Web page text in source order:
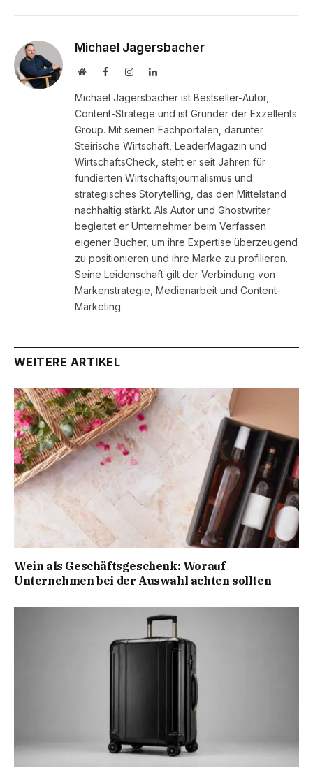
Michael Jagersbacher
WebsiteFacebookInstagramLinkedIn
Michael Jagersbacher ist Bestseller-Autor,
Content-Stratege und ist Gründer der Exzellents
Group. Mit seinen Fachportalen, darunter
Steirische Wirtschaft, LeaderMagazin und
WirtschaftsCheck, steht er seit Jahren für
fundierten Wirtschaftsjournalismus und
strategisches Storytelling, das den Mittelstand
nachhaltig stärkt. Als Autor und Ghostwriter
begleitet er Unternehmer beim Verfassen
eigener Bücher, um ihre Expertise überzeugend
zu positionieren und ihre Marke zu profilieren.
Seine Leidenschaft gilt der Verbindung von
Markenstrategie, Medienarbeit und Content-
Marketing.
WEITERE ARTIKEL
Wein als Geschäftsgeschenk: Worauf
Unternehmen bei der Auswahl achten sollten